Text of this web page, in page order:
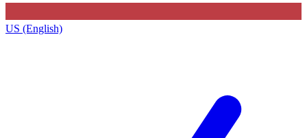
US (English)